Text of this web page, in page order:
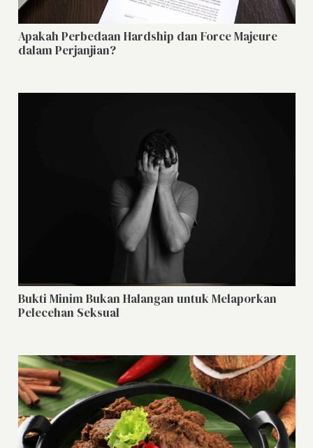
Apakah Perbedaan Hardship dan Force Majeure
dalam Perjanjian?
Bukti Minim Bukan Halangan untuk Melaporkan
Pelecehan Seksual